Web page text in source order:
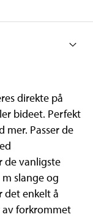
direkte på
bideet. Perfekt
mer. Passer de
de vanligste
slange og
det enkelt å
av forkrommet